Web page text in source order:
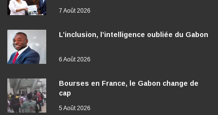
7 Août 2026
L’inclusion, l’intelligence oubliée du Gabon
6 Août 2026
Bourses en France, le Gabon change de
cap
5 Août 2026